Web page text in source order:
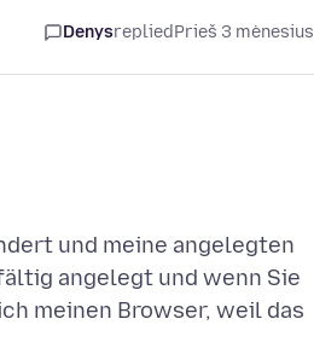
DenysrepliedPrieš 3 mėnesius
und meine angelegten
angelegt und wenn Sie
meinen Browser, weil das